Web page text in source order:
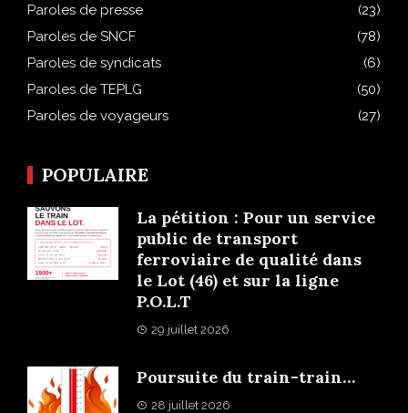
Paroles de presse
(23)
Paroles de SNCF
(78)
Paroles de syndicats
(6)
Paroles de TEPLG
(50)
Paroles de voyageurs
(27)
POPULAIRE
La pétition : Pour un service
public de transport
ferroviaire de qualité dans
le Lot (46) et sur la ligne
P.O.L.T
29 juillet 2026
Poursuite du train-train…
28 juillet 2026